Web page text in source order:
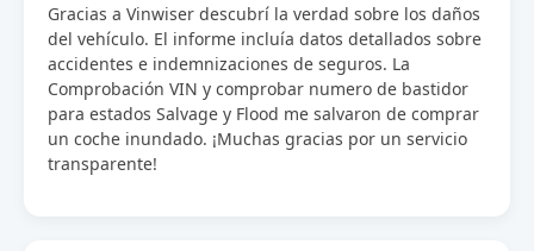
Gracias a Vinwiser descubrí la verdad sobre los daños
del vehículo. El informe incluía datos detallados sobre
accidentes e indemnizaciones de seguros. La
Comprobación VIN y comprobar numero de bastidor
para estados Salvage y Flood me salvaron de comprar
un coche inundado. ¡Muchas gracias por un servicio
transparente!